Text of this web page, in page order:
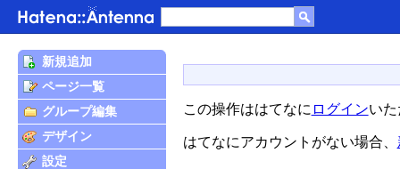
この操作ははてなに ログインい
はてなにアカウントがない場合、
新規追加
ページ一覧
グループ編集
デザイン
設定